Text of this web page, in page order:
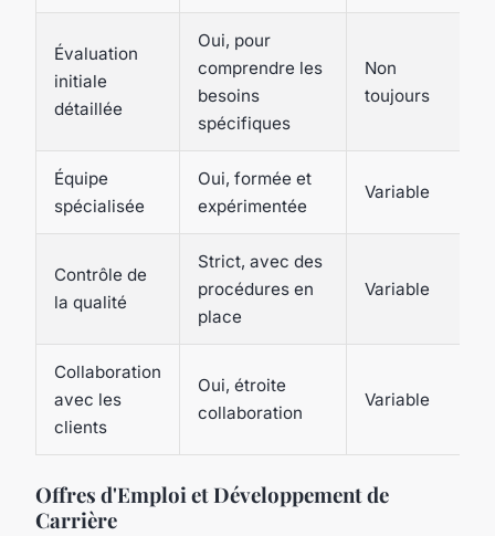
Évaluation
initiale
détaillée
Oui, pour
comprendre les
besoins
spécifiques
Non
toujours
Équipe
spécialisée
Oui, formée et
expérimentée
Variable
Contrôle de
la qualité
Strict, avec des
procédures en
place
Variable
Collaboration
avec les
clients
Oui, étroite
collaboration
Variable
Offres d'Emploi et Développement de
Carrière